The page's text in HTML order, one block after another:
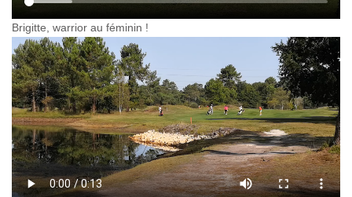
Brigitte, warrior au féminin !